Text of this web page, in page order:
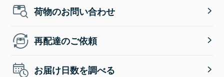
荷物のお問い合わせ
再配達のご依頼
お届け日数を調べる